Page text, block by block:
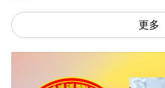
更多